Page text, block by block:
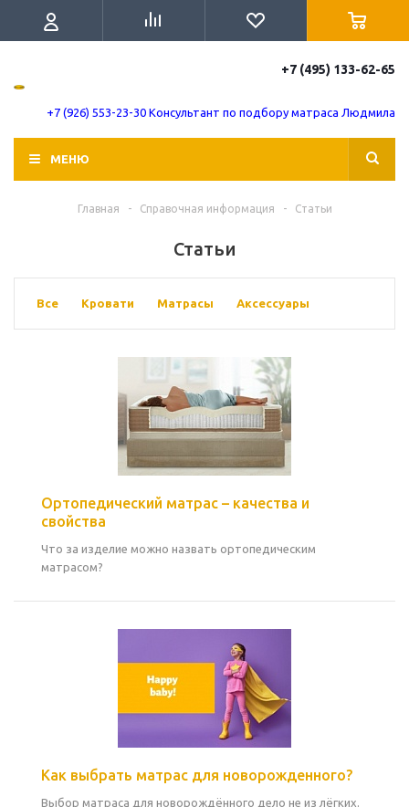
+7 (495) 133-62-65
+7 (926) 553-23-30 Консультант по подбору матраса Людмила
МЕНЮ
Главная - Справочная информация - Статьи
Статьи
Все Кровати Матрасы Аксессуары
Ортопедический матрас – качества и
свойства
Что за изделие можно назвать ортопедическим
матрасом?
Как выбрать матрас для новорожденного?
Выбор матраса для новорождённого дело не из лёгких.